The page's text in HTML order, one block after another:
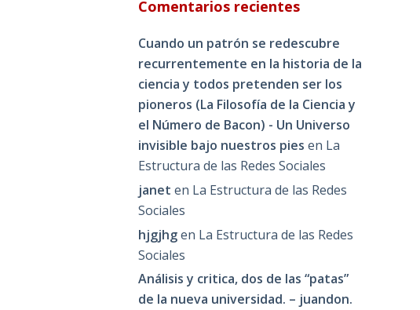
Comentarios recientes
Cuando un patrón se redescubre
recurrentemente en la historia de la
ciencia y todos pretenden ser los
pioneros (La Filosofía de la Ciencia y
el Número de Bacon) - Un Universo
invisible bajo nuestros pies en La
Estructura de las Redes Sociales
janet en La Estructura de las Redes
Sociales
hjgjhgen La Estructura de las Redes
Sociales
Análisis y critica, dos de las “patas”
de la nueva universidad. – juandon.